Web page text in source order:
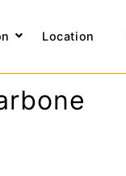
Location